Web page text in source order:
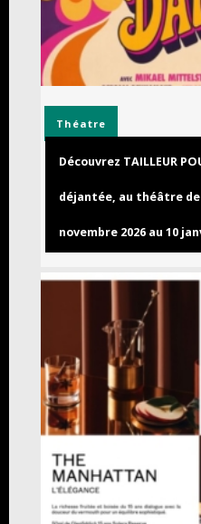
Théatre
Découvrez TAILLEUR
déjantée, au théâtre de
novembre 2026 au 10